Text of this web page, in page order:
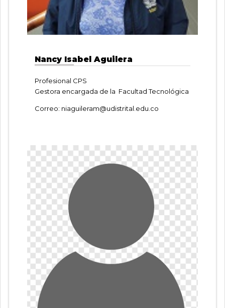
Nancy Isabel Aguilera
Profesional CPS
Gestora encargada de la Facultad Tecnológica
Correo: niaguileram@udistrital.edu.co